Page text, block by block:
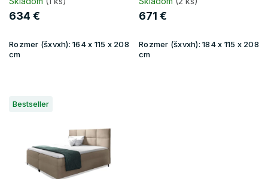
o
634 €
Rozmer (šxvxh): 164 x 115 x 208
cm
671 €
Rozmer (šxvxh): 184 x 115 x 208
cm
Bestseller